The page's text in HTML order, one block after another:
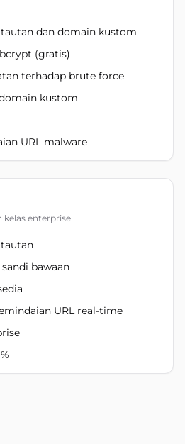
tautan dan domain kustom
(gratis)
terhadap brute force
kustom
URL malware
kelas enterprise
tautan
bawaan
URL real-time